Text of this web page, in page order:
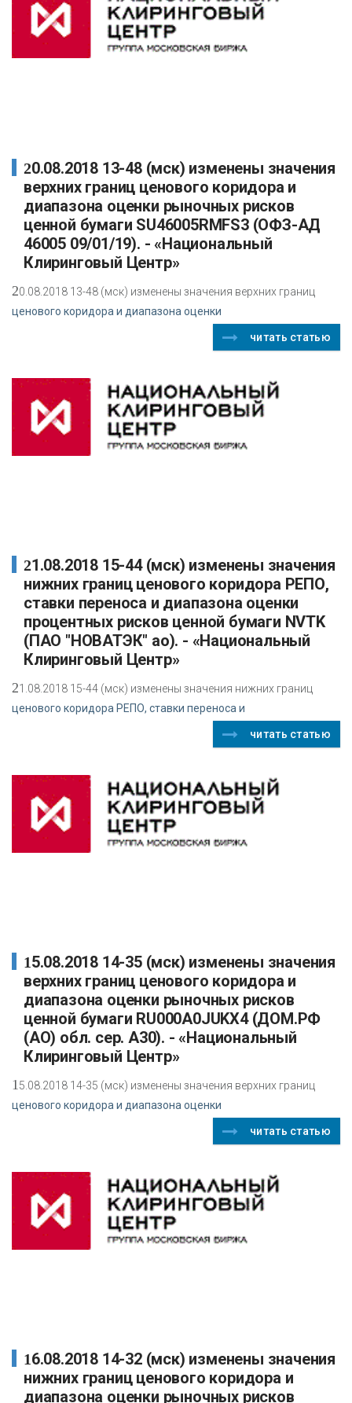
20.08.2018 13-48 (мск) изменены значения
верхних границ ценового коридора и
диапазона оценки рыночных рисков
ценной бумаги SU46005RMFS3 (ОФЗ-АД
46005 09/01/19). - «Национальный
Клиринговый Центр»
20.08.2018 13-48 (мск) изменены значения верхних границ
ценового коридора и диапазона оценки
читать статью
21.08.2018 15-44 (мск) изменены значения
нижних границ ценового коридора РЕПО,
ставки переноса и диапазона оценки
процентных рисков ценной бумаги NVTK
(ПАО "НОВАТЭК" ао). - «Национальный
Клиринговый Центр»
21.08.2018 15-44 (мск) изменены значения нижних границ
ценового коридора РЕПО, ставки переноса и
читать статью
15.08.2018 14-35 (мск) изменены значения
верхних границ ценового коридора и
диапазона оценки рыночных рисков
ценной бумаги RU000A0JUKX4 (ДОМ.РФ
(АО) обл. сер. А30). - «Национальный
Клиринговый Центр»
15.08.2018 14-35 (мск) изменены значения верхних границ
ценового коридора и диапазона оценки
читать статью
16.08.2018 14-32 (мск) изменены значения
нижних границ ценового коридора и
диапазона оценки рыночных рисков